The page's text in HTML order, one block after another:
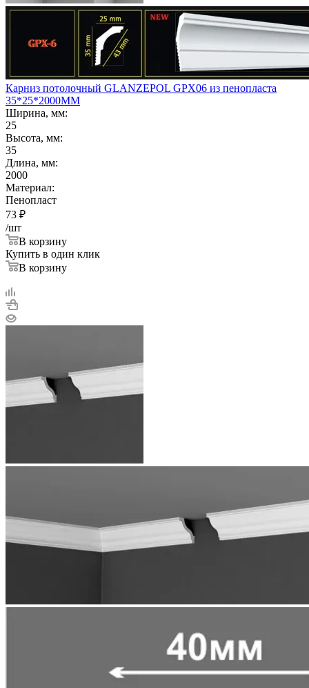
Карниз потолочный GLANZEPOL GPX06 из пенопласта
35*25*2000ММ
Ширина, мм:
25
Высота, мм:
35
Длина, мм:
2000
Материал:
Пенопласт
73 ₽
/шт
В корзину
Купить в один клик
В корзину